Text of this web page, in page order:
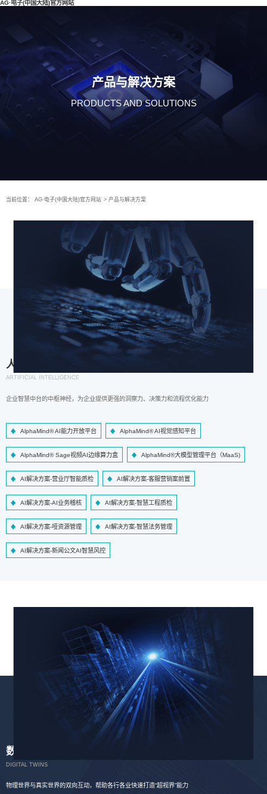
AG·电子(中国大陆)官方网站
产品与解决方案
PRODUCTS AND SOLUTIONS
当前位置： AG·电子(中国大陆)官方网站 > 产品与解决方案
人工智能
ARTIFICIAL INTELLIGENCE
企业智慧中台的中枢神经，为企业提供更强的洞察力、决策力和流程优化能力
AlphaMind® AI能力开放平台 AlphaMind® AI视觉感知平台
AlphaMind® Sage视频AI边缘算力盒 AlphaMind®大模型管理平台（MaaS)
AI解决方案-营业厅智能质检 AI解决方案-客服营销案前置
AI解决方案-AI业务稽核 AI解决方案-智慧工程质检
AI解决方案-哑资源管理 AI解决方案-智慧法务管理
AI解决方案-新闻公文AI智慧风控
数字孪生
DIGITAL TWINS
物理世界与真实世界的双向互动，帮助各行各业快速打造“超视界”能力